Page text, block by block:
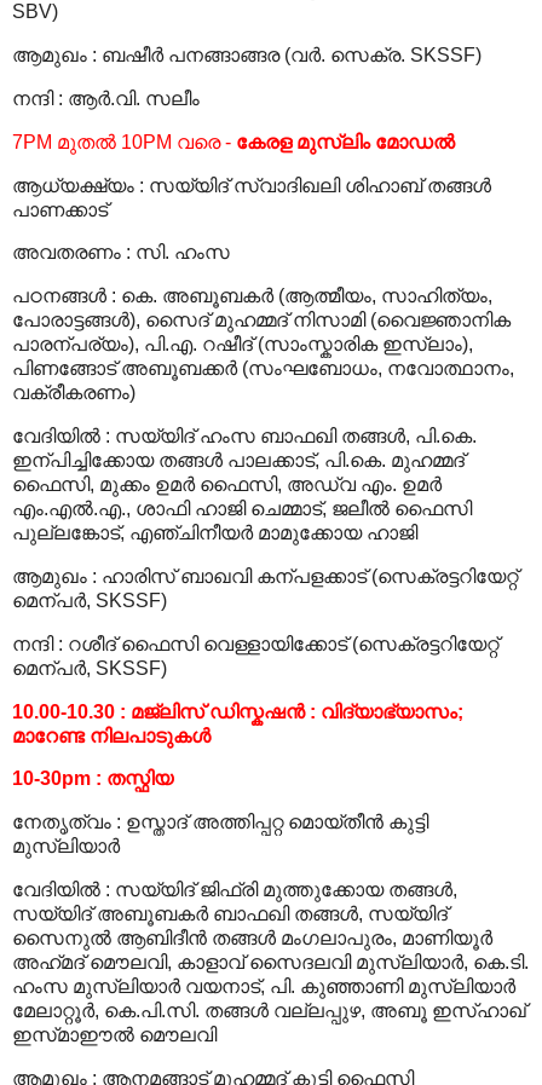
SBV)
ആമുഖം : ബഷീര്‍ പനങ്ങാങ്ങര (വര്‍. സെക്ര. SKSSF)
നന്ദി : ആര്‍.വി. സലീം
7PM മുതല്‍ 10PM വരെ - കേരള മുസ്‍ലിം മോഡല്‍
ആധ്യക്ഷ്യം : സയ്യിദ് സ്വാദിഖലി ശിഹാബ് തങ്ങള്‍
പാണക്കാട്
അവതരണം : സി. ഹംസ
പഠനങ്ങള്‍ : കെ. അബൂബകര്‍ (ആത്മീയം, സാഹിത്യം,
പോരാട്ടങ്ങള്‍), സൈദ് മുഹമ്മദ് നിസാമി (വൈജ്ഞാനിക
പാരന്പര്യം), പി.എ. റഷീദ് (സാംസ്കാരിക ഇസ്‍ലാം),
പിണങ്ങോട് അബൂബക്കര്‍ (സംഘബോധം, നവോത്ഥാനം,
വക്രീകരണം)
വേദിയില്‍ : സയ്യിദ് ഹംസ ബാഫഖി തങ്ങള്‍, പി.കെ.
ഇന്പിച്ചിക്കോയ തങ്ങള്‍ പാലക്കാട്, പി.കെ. മുഹമ്മദ്
ഫൈസി, മുക്കം ഉമര്‍ ഫൈസി, അഡ്വ എം. ഉമര്‍
എം.എല്‍.എ., ശാഫി ഹാജി ചെമ്മാട്, ജലീല്‍ ഫൈസി
പുല്ലങ്കോട്, എഞ്ചിനീയര്‍ മാമുക്കോയ ഹാജി
ആമുഖം : ഹാരിസ് ബാഖവി കന്പളക്കാട് (സെക്രട്ടറിയേറ്റ്
മെന്പര്‍, SKSSF)
നന്ദി : റശീദ് ഫൈസി വെള്ളായിക്കോട് (സെക്രട്ടറിയേറ്റ്
മെന്പര്‍, SKSSF)
10.00-10.30 : മജ്‍ലിസ് ഡിസ്കഷന്‍ : വിദ്യാഭ്യാസം;
മാറേണ്ട നിലപാടുകള്‍
10-30pm : തസ്ഫിയ
നേതൃത്വം : ഉസ്താദ് അത്തിപ്പറ്റ മൊയ്തീന്‍ കുട്ടി
മുസ്‍ലിയാര്‍
വേദിയില്‍ : സയ്യിദ് ജിഫ്‍രി മുത്തുക്കോയ തങ്ങള്‍,
സയ്യിദ് അബൂബകര്‍ ബാഫഖി തങ്ങള്‍, സയ്യിദ്
സൈനുല്‍ ആബിദീന്‍ തങ്ങള്‍ മംഗലാപുരം, മാണിയൂര്‍
അഹ്‍മദ് മൌലവി, കാളാവ് സൈദലവി മുസ്‍ലിയാര്‍, കെ.ടി.
ഹംസ മുസ്‍ലിയാര്‍ വയനാട്, പി. കുഞ്ഞാണി മുസ്‍ലിയാര്‍
മേലാറ്റൂര്‍, കെ.പി.സി. തങ്ങള്‍ വല്ലപ്പുഴ, അബൂ ഇസ്‍ഹാഖ്
ഇസ്‍മാഈല്‍ മൌലവി
ആമുഖം : ആനമങ്ങാട് മുഹമ്മദ് കുട്ടി ഫൈസി